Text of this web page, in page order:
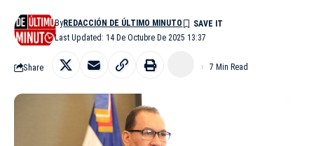
Last Updated: 14 De Octubre De 2025 13:37
ByREDACCIÓN DE ÚLTIMO MINUTO
Share 7 Min Read